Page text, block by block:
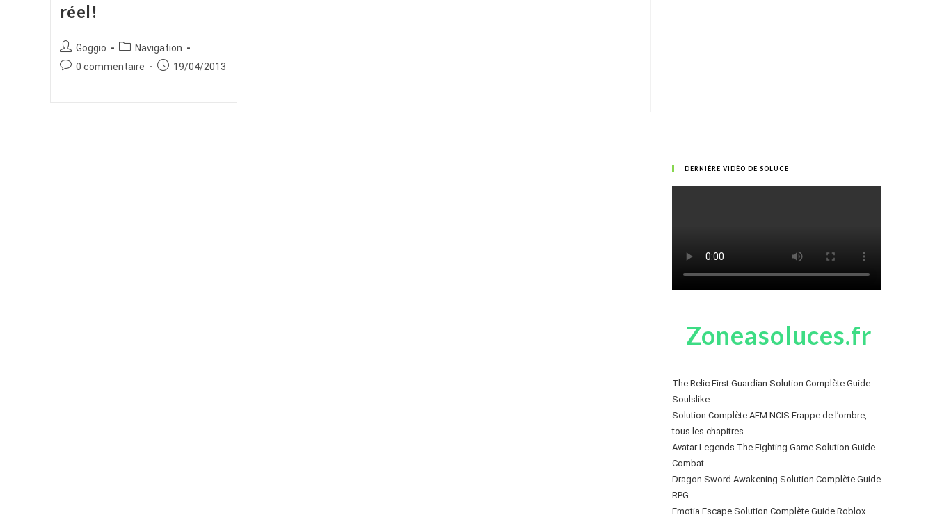
réel!
Auteur/autrice
de
Goggio
Post
category:
Navigation
Commentaires
0 commentaire
Publication
19/04/2013
DERNIÈRE VIDÉO DE SOLUCE
Zoneasoluces.fr
The Relic First Guardian Solution Complète Guide
Soulslike
Solution Complète AEM NCIS Frappe de l’ombre,
tous les chapitres
Avatar Legends The Fighting Game Solution Guide
Combat
Dragon Sword Awakening Solution Complète Guide
RPG
Emotia Escape Solution Complète Guide Roblox